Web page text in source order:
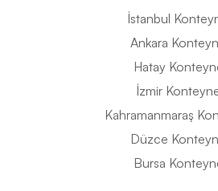
İstanbul
Ankara
Hatay
İzmir
Kahramanmaraş
Düzce
Bursa